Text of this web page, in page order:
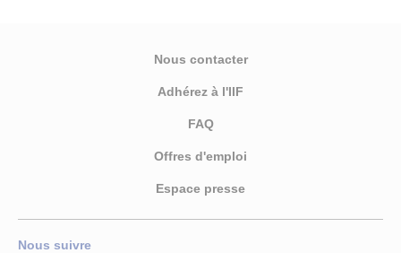
Nous contacter
Adhérez à l'IIF
FAQ
Offres d'emploi
Espace presse
Nous suivre